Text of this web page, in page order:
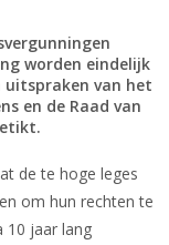
worden eindelijk
uitspraken van het
en de Raad van
de te hoge leges
om hun rechten te
10 jaar lang